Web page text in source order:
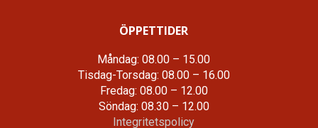
ÖPPETTIDER
Måndag: 08.00 – 15.00
Tisdag-Torsdag: 08.00 – 16.00
Fredag: 08.00 – 12.00
Söndag: 08.30 – 12.00
Integritetspolicy